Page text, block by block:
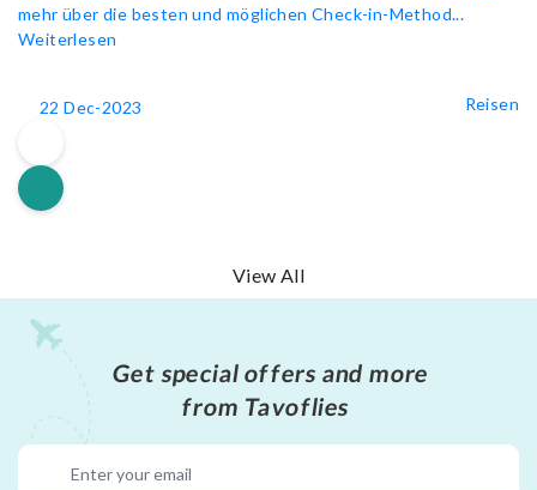
mehr über die besten und möglichen Check-in-Method...
Weiterlesen
22 Dec-2023 Reisen
View All
Get special offers and more
from Tavoflies